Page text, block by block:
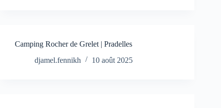
Camping Rocher de Grelet | Pradelles
djamel.fennikh
10 août 2025